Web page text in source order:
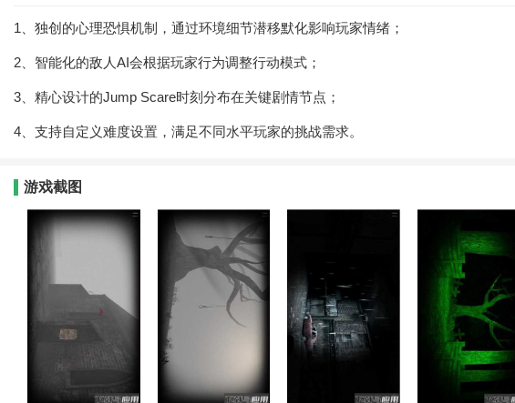
1、独创的心理恐惧机制，通过环境细节潜移默化影响玩家情绪；
2、智能化的敌人AI会根据玩家行为调整行动模式；
3、精心设计的Jump Scare时刻分布在关键剧情节点；
4、支持自定义难度设置，满足不同水平玩家的挑战需求。
游戏截图